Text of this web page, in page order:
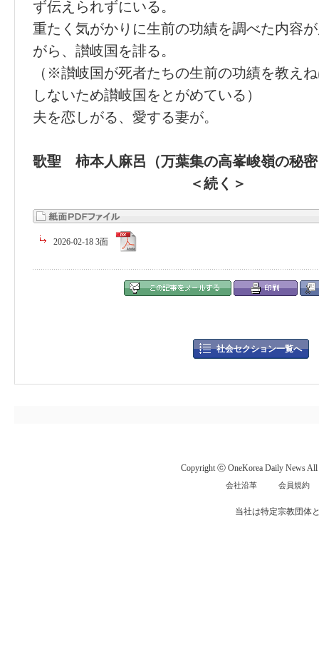
ず伝えられずにいる。
重たく気がかりに生前の功績を調べた内容
がら、讃岐国を誹る。
（※讃岐国が死者たちの生前の功績を教え
しないため讃岐国をとがめている）
夫を恋しがる、愛する妻が。
歌聖 柿本人麻呂（万葉集の高
＜続く＞
2026-02-18 3面
社会セクション一覧へ
Copyright ⓒ OneKorea Daily News All
会社沿革 会員規約
当社は特定宗教団体